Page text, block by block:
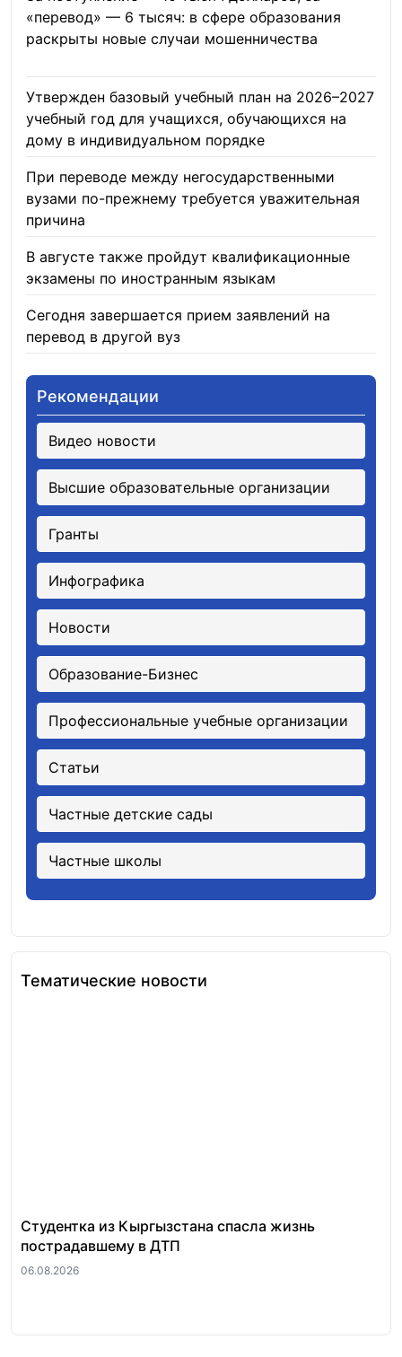
«перевод» — 6 тысяч: в сфере образования
раскрыты новые случаи мошенничества
Утвержден базовый учебный план на 2026–2027
учебный год для учащихся, обучающихся на
дому в индивидуальном порядке
При переводе между негосударственными
вузами по-прежнему требуется уважительная
причина
В августе также пройдут квалификационные
экзамены по иностранным языкам
Сегодня завершается прием заявлений на
перевод в другой вуз
Рекомендации
Видео новости
Высшие образовательные организации
Гранты
Инфографика
Новости
Образование-Бизнес
Профессиональные учебные организации
Статьи
Частные детские сады
Частные школы
Тематические новости
Студентка из Кыргызстана спасла жизнь
пострадавшему в ДТП
06.08.2026